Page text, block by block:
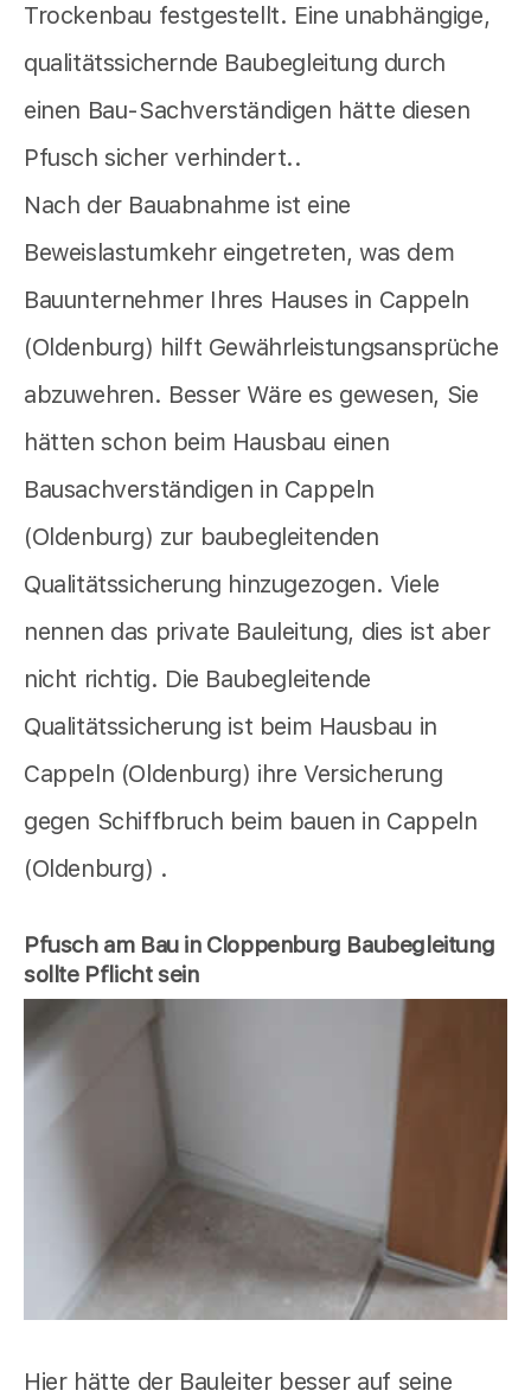
Trockenbau festgestellt. Eine unabhängige,
qualitätssichernde Baubegleitung durch
einen Bau-Sachverständigen hätte diesen
Pfusch sicher verhindert..
Nach der Bauabnahme ist eine
Beweislastumkehr eingetreten, was dem
Bauunternehmer Ihres Hauses in Cappeln
(Oldenburg) hilft Gewährleistungsansprüche
abzuwehren. Besser Wäre es gewesen, Sie
hätten schon beim Hausbau einen
Bausachverständigen in Cappeln
(Oldenburg) zur baubegleitenden
Qualitätssicherung hinzugezogen. Viele
nennen das private Bauleitung, dies ist aber
nicht richtig. Die Baubegleitende
Qualitätssicherung ist beim Hausbau in
Cappeln (Oldenburg) ihre Versicherung
gegen Schiffbruch beim bauen in Cappeln
(Oldenburg) .
Pfusch am Bau in Cloppenburg Baubegleitung
sollte Pflicht sein
Hier hätte der Bauleiter besser auf seine